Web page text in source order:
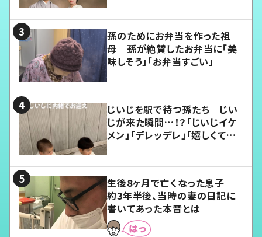
孫のためにお弁当を作った祖
母 孫が絶賛したお弁当に「美
味しそう」「お弁当すごい」
じいじを駅で待つ孫たち じい
じが来た瞬間…！？「じいじイケ
メン」「デレッデレ」「嬉しくて可
生後8ヶ月で亡くなった息子
約3年半後、当時の妻の日記に
書いてあった本音とは